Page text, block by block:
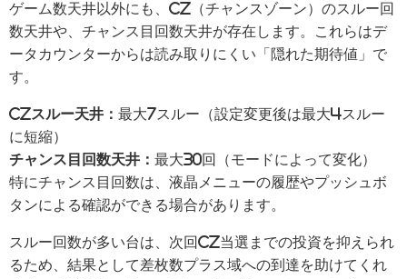
ゲーム数天井以外にも、CZ（チャンスゾーン）のスルー回
数天井や、チャンス目回数天井が存在します。これらはデ
ータカウンターからは読み取りにくい「隠れた期待値」で
す。
CZスルー天井： 最大7スルー（設定変更後は最大4スルー
に短縮）
チャンス目回数天井： 最大30回（モードによって変化）
特にチャンス目回数は、液晶メニューの履歴やプッシュボ
タンによる確認ができる場合があります。
スルー回数が多い台は、次回CZ当選までの投資を抑えられ
るため、結果として差枚数プラス域への到達を助けてくれ